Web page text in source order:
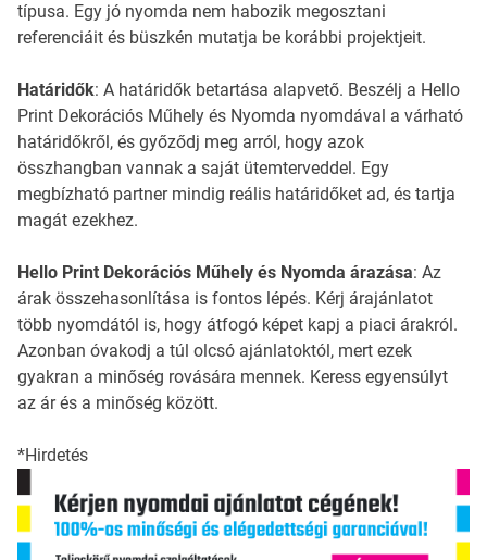
típusa. Egy jó nyomda nem habozik megosztani
referenciáit és büszkén mutatja be korábbi projektjeit.
Határidők: A határidők betartása alapvető. Beszélj a Hello
Print Dekorációs Műhely és Nyomda nyomdával a várható
határidőkről, és győződj meg arról, hogy azok
összhangban vannak a saját ütemterveddel. Egy
megbízható partner mindig reális határidőket ad, és tartja
magát ezekhez.
Hello Print Dekorációs Műhely és Nyomda árazása: Az
árak összehasonlítása is fontos lépés. Kérj árajánlatot
több nyomdától is, hogy átfogó képet kapj a piaci árakról.
Azonban óvakodj a túl olcsó ajánlatoktól, mert ezek
gyakran a minőség rovására mennek. Keress egyensúlyt
az ár és a minőség között.
*Hirdetés